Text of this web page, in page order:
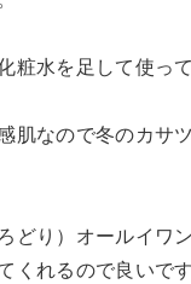
粧水を足して使って
肌なので冬のカサ
どり）オールイワ
くれるので良いです